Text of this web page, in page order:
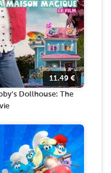
11.49 €
Dollhouse: The